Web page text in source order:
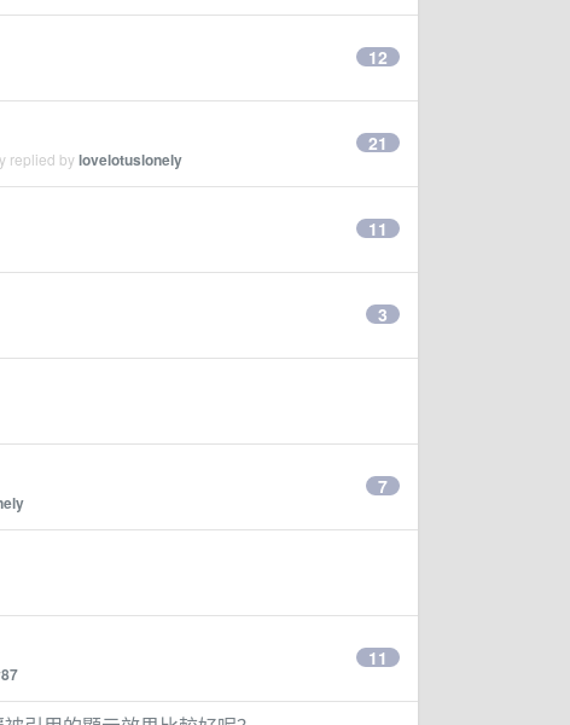
12
replied bylovelotuslonely
21
11
3
7
11